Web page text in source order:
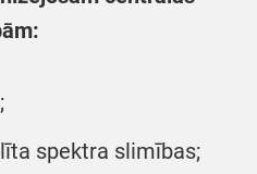
spektra slimības;